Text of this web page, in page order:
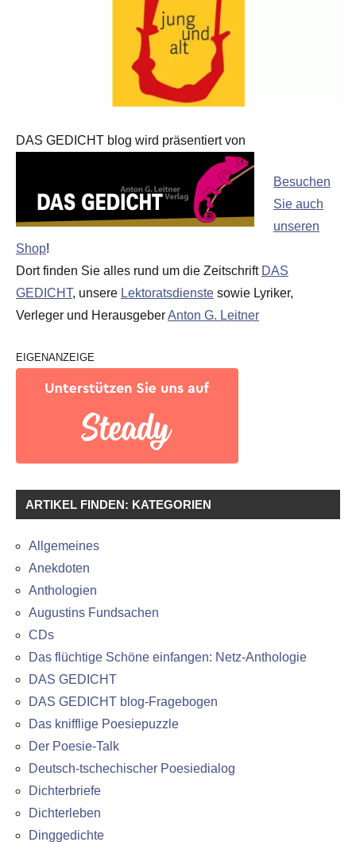
DAS GEDICHT blog wird präsentiert von
Besuchen
Sie auch
unseren
Shop!
Dort finden Sie alles rund um die Zeitschrift DAS
GEDICHT, unsere Lektoratsdienste sowie Lyriker,
Verleger und HerausgeberAnton G. Leitner
EIGENANZEIGE
ARTIKEL FINDEN: KATEGORIEN
Allgemeines
Anekdoten
Anthologien
Augustins Fundsachen
CDs
Das flüchtige Schöne einfangen: Netz-Anthologie
DAS GEDICHT
DAS GEDICHT blog-Fragebogen
Das knifflige Poesiepuzzle
Der Poesie-Talk
Deutsch-tschechischer Poesiedialog
Dichterbriefe
Dichterleben
Dinggedichte